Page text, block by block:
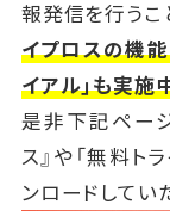
報発信を行うこ
イプロスの機
イアル」も実施
是非下記ペー
ス』や「無料ト
ンロードしてい